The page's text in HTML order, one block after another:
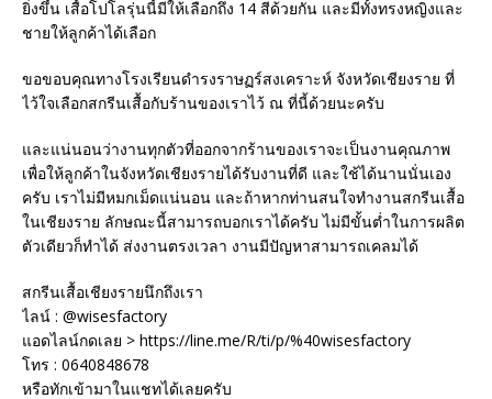
ยิ่งขึ้น เสื้อโปโลรุ่นนี้มีให้เลือกถึง 14 สีด้วยกัน และมีทั้งทรงหญิงและ
ชายให้ลูกค้าได้เลือก
ขอขอบคุณทางโรงเรียนดำรงราษฏร์สงเคราะห์ จังหวัดเชียงราย ที่
ไว้ใจเลือกสกรีนเสื้อกับร้านของเราไว้ ณ ที่นี้ด้วยนะครับ
และแน่นอนว่างานทุกตัวที่ออกจากร้านของเราจะเป็นงานคุณภาพ
เพื่อให้ลูกค้าในจังหวัดเชียงรายได้รับงานที่ดี และใช้ได้นานนั่นเอง
ครับ เราไม่มีหมกเม็ดแน่นอน และถ้าหากท่านสนใจทำงานสกรีนเสื้อ
ในเชียงราย ลักษณะนี้สามารถบอกเราได้ครับ ไม่มีขั้นต่ำในการผลิต
ตัวเดียวก็ทำได้ ส่งงานตรงเวลา งานมีปัญหาสามารถเคลมได้
สกรีนเสื้อเชียงรายนึกถึงเรา
ไลน์ : @wisesfactory
แอดไลน์กดเลย > https://line.me/R/ti/p/%40wisesfactory
โทร : 0640848678
หรือทักเข้ามาในแชทได้เลยครับ